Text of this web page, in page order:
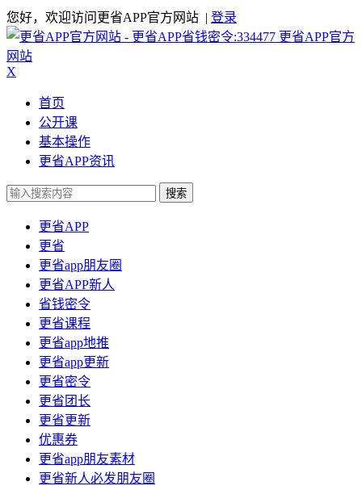
您好，欢迎访问更省APP官方网站 | 登录
更省APP官方
网站
X
首页
公开课
基本操作
更省APP资讯
搜索
更省APP
更省
更省app朋友圈
更省APP新人
省钱密令
更省课程
更省app地推
更省app更新
更省密令
更省团长
更省更新
优惠券
更省app朋友素材
更省新人必发朋友圈